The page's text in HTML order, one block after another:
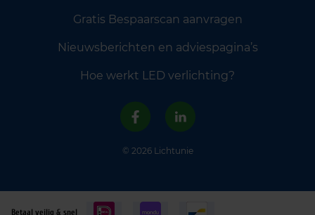
Gratis Bespaarscan aanvragen
Nieuwsberichten en adviespagina’s
Hoe werkt LED verlichting?
© 2026 Lichtunie
Betaal veilig & snel